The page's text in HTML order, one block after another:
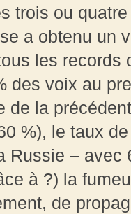
trois ou
a obtenu un
les records
des voix au
de la
%), le taux
Russie – avec
à ?) la
de